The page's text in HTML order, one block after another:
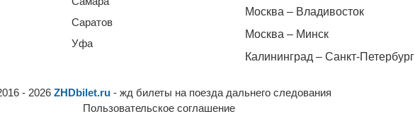
Саратов
Уфа
Москва – Владивосток
Москва – Минск
Калининград – Санкт-Петербург
- 2026 ZHDbilet.ru - жд билеты на поезда дальнего следования
Пользовательское соглашение